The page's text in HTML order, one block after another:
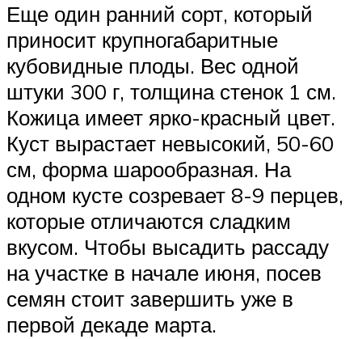
Еще один ранний сорт, который
приносит крупногабаритные
кубовидные плоды. Вес одной
штуки 300 г, толщина стенок 1 см.
Кожица имеет ярко-красный цвет.
Куст вырастает невысокий, 50-60
см, форма шарообразная. На
одном кусте созревает 8-9 перцев,
которые отличаются сладким
вкусом. Чтобы высадить рассаду
на участке в начале июня, посев
семян стоит завершить уже в
первой декаде марта.